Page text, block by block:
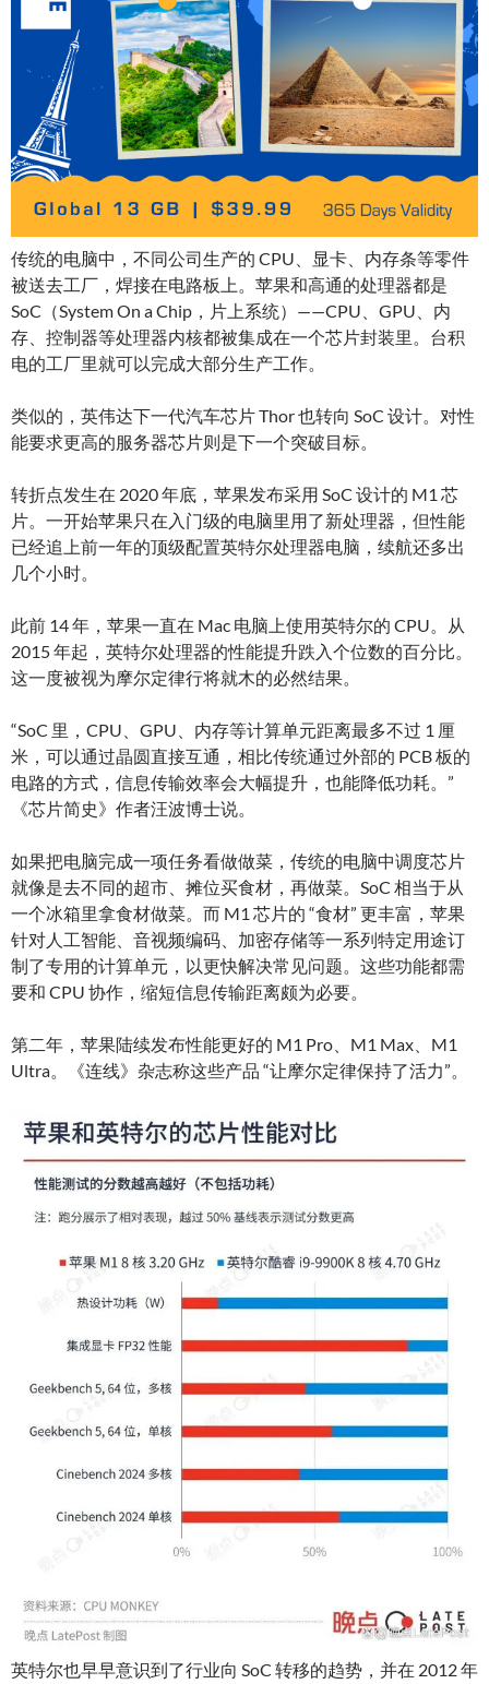
传统的电脑中，不同公司生产的 CPU、显卡、内存条等零件
被送去工厂，焊接在电路板上。苹果和高通的处理器都是
SoC（System On a Chip，片上系统）——CPU、GPU、内
存、控制器等处理器内核都被集成在一个芯片封装里。台积
电的工厂里就可以完成大部分生产工作。
类似的，英伟达下一代汽车芯片 Thor 也转向 SoC 设计。对性
能要求更高的服务器芯片则是下一个突破目标。
转折点发生在 2020 年底，苹果发布采用 SoC 设计的 M1 芯
片。一开始苹果只在入门级的电脑里用了新处理器，但性能
已经追上前一年的顶级配置英特尔处理器电脑，续航还多出
几个小时。
此前 14 年，苹果一直在 Mac 电脑上使用英特尔的 CPU。从
2015 年起，英特尔处理器的性能提升跌入个位数的百分比。
这一度被视为摩尔定律行将就木的必然结果。
“SoC 里，CPU、GPU、内存等计算单元距离最多不过 1 厘
米，可以通过晶圆直接互通，相比传统通过外部的 PCB 板的
电路的方式，信息传输效率会大幅提升，也能降低功耗。”
《芯片简史》作者汪波博士说。
如果把电脑完成一项任务看做做菜，传统的电脑中调度芯片
就像是去不同的超市、摊位买食材，再做菜。SoC 相当于从
一个冰箱里拿食材做菜。而 M1 芯片的 “食材” 更丰富，苹果
针对人工智能、音视频编码、加密存储等一系列特定用途订
制了专用的计算单元，以更快解决常见问题。这些功能都需
要和 CPU 协作，缩短信息传输距离颇为必要。
第二年，苹果陆续发布性能更好的 M1 Pro、M1 Max、M1
Ultra。《连线》杂志称这些产品 “让摩尔定律保持了活力”。
英特尔也早早意识到了行业向 SoC 转移的趋势，并在 2012 年